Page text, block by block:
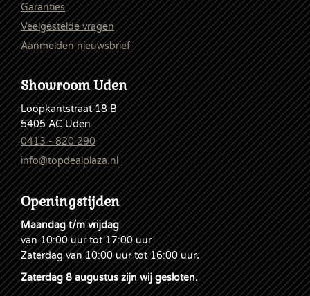
Garanties
Veelgestelde vragen
Aanmelden nieuwsbrief
Showroom Uden
Loopkantstraat 18 B
5405 AC Uden
0413 - 820 290
info@topdealplaza.nl
Openingstijden
Maandag t/m vrijdag
van 10:00 uur tot 17:00 uur
Zaterdag van 10:00 uur tot 16:00 uur.
Zaterdag 8 augustus zijn wij gesloten.